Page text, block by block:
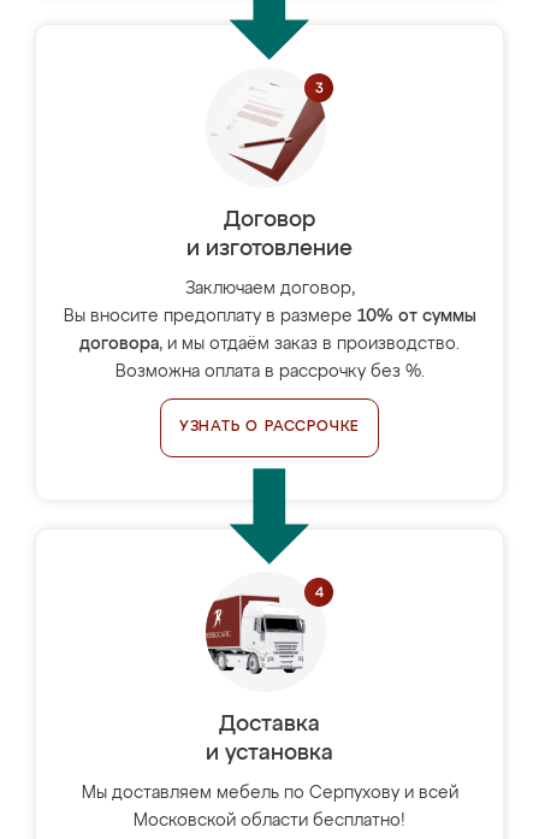
Договор
и изготовление
Заключаем договор,
Вы вносите предоплату в размере 10% от суммы
договора, и мы отдаём заказ в производство.
Возможна оплата в рассрочку без %.
УЗНАТЬ О РАССРОЧКЕ
Доставка
и установка
Мы доставляем мебель по Серпухову и всей
Московской области бесплатно!